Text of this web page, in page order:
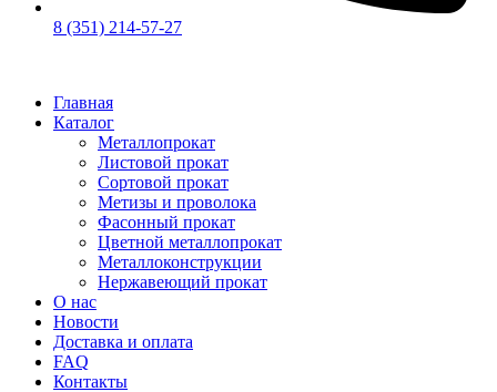
8 (351) 214-57-27
Главная
Каталог
Металлопрокат
Листовой прокат
Сортовой прокат
Метизы и проволока
Фасонный прокат
Цветной металлопрокат
Металлоконструкции
Нержавеющий прокат
О нас
Новости
Доставка и оплата
FAQ
Контакты